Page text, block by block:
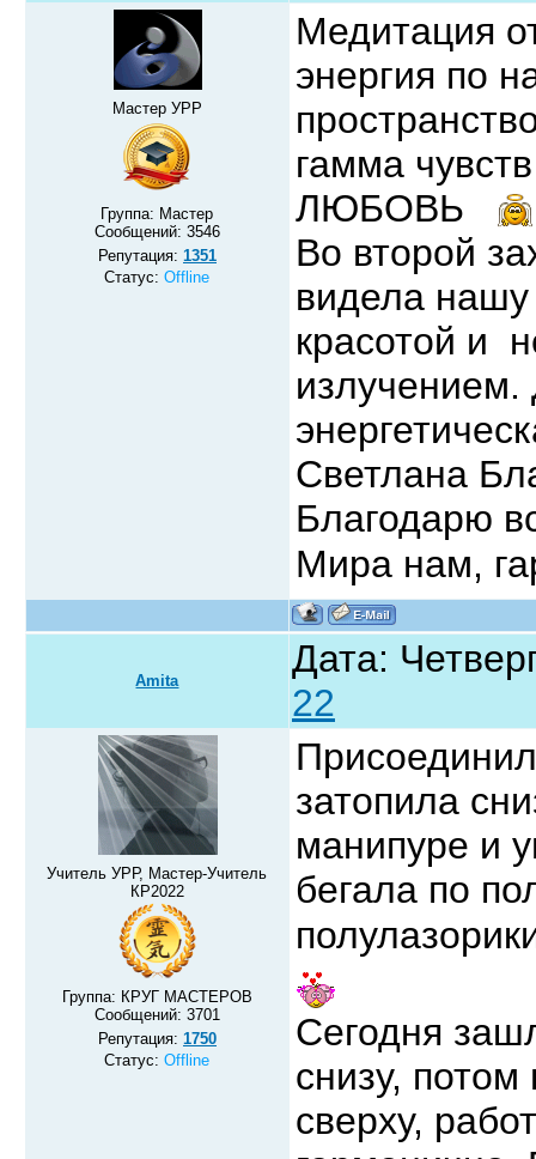
Мастер УРР
Группа: Мастер
Сообщений: 3546
Репутация: 1351
Статус:Offline
Медитация
энергия по
гамма
ЛЮБОВЬ
Во второй
видела
красотой и
Светлана
Благодарю
Мира нам,
Amita
Дата:
22
Учитель УРР, Мастер-Учитель
КР2022
Группа: КРУГ МАСТЕРОВ
Сообщений: 3701
Репутация: 1750
Статус:Offline
затопила
манипуре и
бегала по
Сегодня
снизу,
сверху,